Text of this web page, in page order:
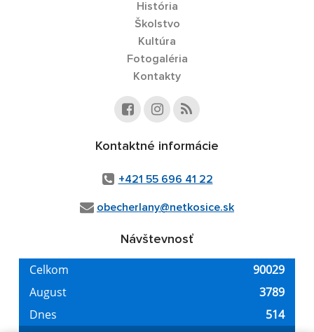
História
Školstvo
Kultúra
Fotogaléria
Kontakty
Kontaktné informácie
+421 55 696 41 22
obecherlany@netkosice.sk
Návštevnosť